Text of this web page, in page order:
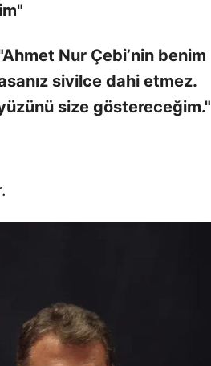
Nur Çebi’nin benim
sivilce dahi etmez.
size göstereceğim."